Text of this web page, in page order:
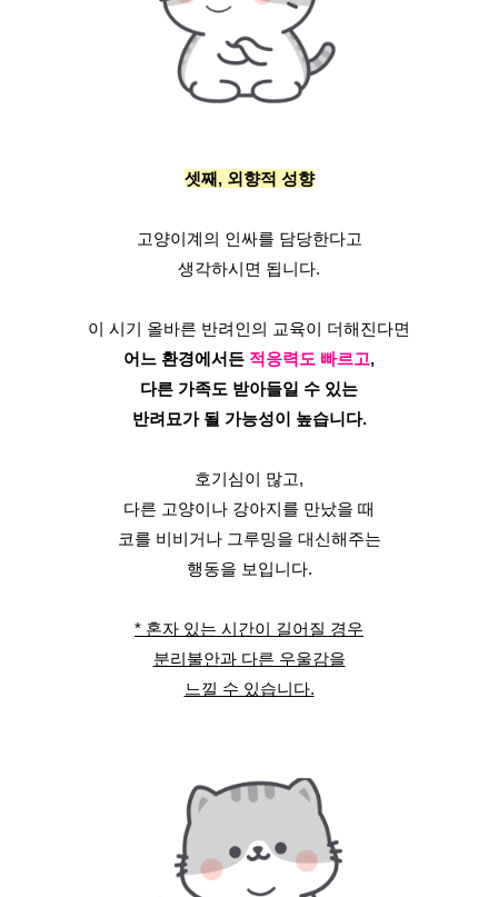
셋째, 외향적 성향
고양이계의 인싸를 담당한다고
생각하시면 됩니다.
이 시기 올바른 반려인의 교육이 더해진다면
어느 환경에서든 적응력도 빠르고,
다른 가족도 받아들일 수 있는
반려묘가 될 가능성이 높습니다.
호기심이 많고,
다른 고양이나 강아지를 만났을 때
코를 비비거나 그루밍을 대신해주는
행동을 보입니다.
* 혼자 있는 시간이 길어질 경우
분리불안과 다른 우울감을
느낄 수 있습니다.